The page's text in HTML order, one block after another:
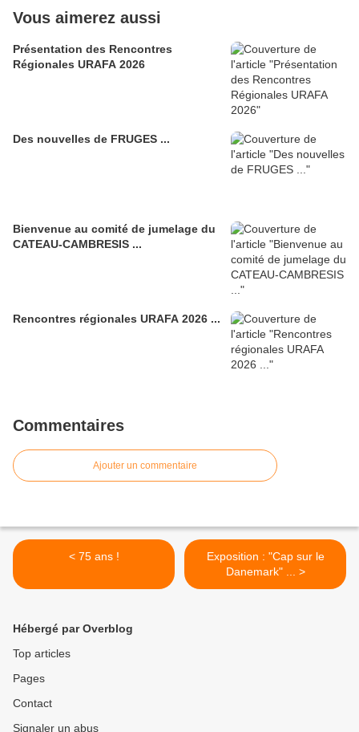
Vous aimerez aussi
Présentation des Rencontres
Régionales URAFA 2026
Des nouvelles de FRUGES ...
Bienvenue au comité de jumelage du
CATEAU-CAMBRESIS ...
Rencontres régionales URAFA 2026 ...
Commentaires
Ajouter un commentaire
< 75 ans !
Exposition : "Cap sur le
Danemark" ... >
Hébergé par Overblog
Top articles
Pages
Contact
Signaler un abus